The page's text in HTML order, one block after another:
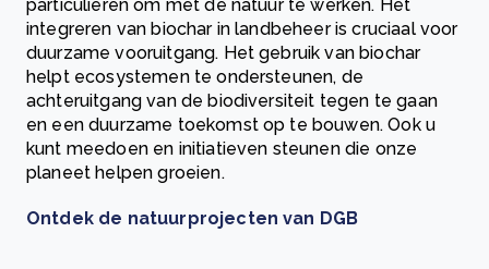
particulieren om met de natuur te werken. Het
integreren van biochar in landbeheer is cruciaal voor
duurzame vooruitgang. Het gebruik van biochar
helpt ecosystemen te ondersteunen, de
achteruitgang van de biodiversiteit tegen te gaan
en een duurzame toekomst op te bouwen. Ook u
kunt meedoen en initiatieven steunen die onze
planeet helpen groeien.
Ontdek de natuurprojecten van DGB